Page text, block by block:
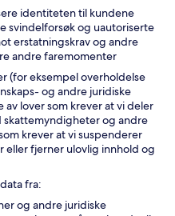
identiteten til kundene
svindelforsøk og uautoriserte
erstatningskrav og andre
andre faremomenter
(for eksempel overholdelse
og andre juridiske
lover som krever at vi deler
og andre
krever at vi suspenderer
eller fjerner ulovlig innhold og
fra:
og andre juridiske